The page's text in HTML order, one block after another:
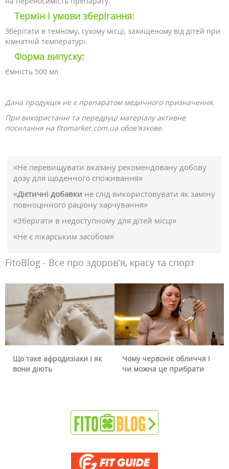
Термін і умови зберігання:
Зберігати в темному, сухому місці, захищеному від дітей при
кімнатній температурі.
Форма випуску:
Ємність 500 мл
Дана продукція не є препаратом медичного призначення.
При використанні та передруці матеріалу активне
посилання на fitomarket.com.ua обов'язкове.
«Не перевищувати вказану рекомендовану добову
дозу для щоденного споживання»
«Дієтичні добавки не слід використовувати як заміну
повноцінного раціону харчування»
«Зберігати в недоступному для дітей місці»
«Не є лікарським засобом»
FitoBlog - Все про здоров'я, красу та спорт
Що таке афродизіаки і як
вони діють
Чому червоніє обличчя і
чи можна це прибрати